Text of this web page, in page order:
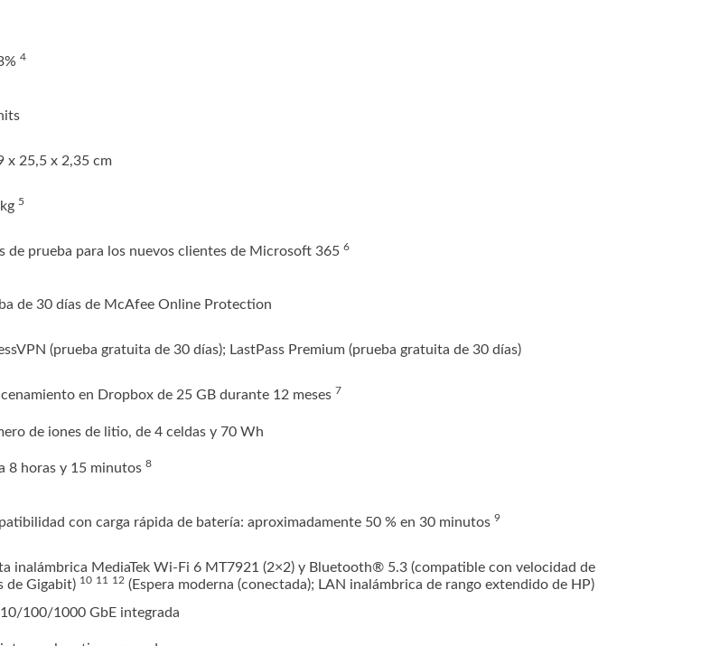
4
x 25,5 x 2,35 cm
kg 5
de prueba para los nuevos clientes de Microsoft 365 6
de 30 días de McAfee Online Protection
(prueba gratuita de 30 días); LastPass Premium (prueba gratuita de 30 días)
en Dropbox de 25 GB durante 12 meses 7
de iones de litio, de 4 celdas y 70 Wh
8 horas y 15 minutos 8
con carga rápida de batería: aproximadamente 50 % en 30 minutos 9
inalámbrica MediaTek Wi-Fi 6 MT7921 (2×2) y Bluetooth® 5.3 (compatible con velocidad de
de Gigabit) 10 11 12 (Espera moderna (conectada); LAN inalámbrica de rango extendido de HP)
10/100/1000 GbE integrada